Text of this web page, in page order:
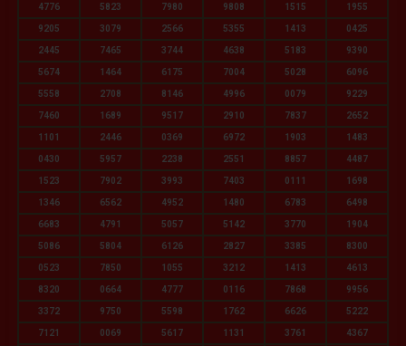
4776 5823 7980 9808 1515 1955
9205 3079 2566 5355 1413 0425
2445 7465 3744 4638 5183 9390
5674 1464 6175 7004 5028 6096
5558 2708 8146 4996 0079 9229
7460 1689 9517 2910 7837 2652
1101 2446 0369 6972 1903 1483
0430 5957 2238 2551 8857 4487
1523 7902 3993 7403 0111 1698
1346 6562 4952 1480 6783 6498
6683 4791 5057 5142 3770 1904
5086 5804 6126 2827 3385 8300
0523 7850 1055 3212 1413 4613
8320 0664 4777 0116 7868 9956
3372 9750 5598 1762 6626 5222
7121 0069 5617 1131 3761 4367